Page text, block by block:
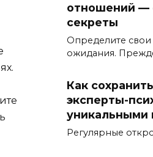
отношений —
секреты
Определите свои
ожидания.
Как
эксперты-
уникальными
Регулярные